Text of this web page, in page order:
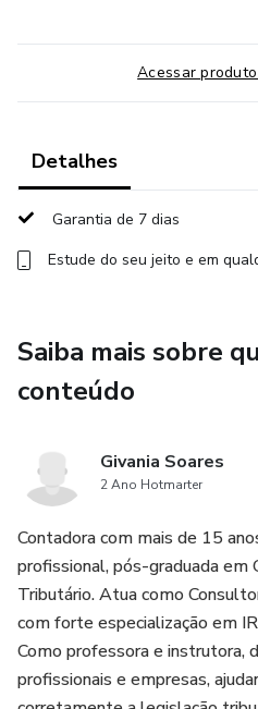
Dicas e estratégias para
em conformidade com as
100% atualizado com a
aprenda tudo sobre a EFD-
Acesso a conteúdo 100%
Conhecimento que vai garantir
Aulas práticas e claras para
Acessar
Detalhes
Garantia de 7 dias
Estude do seu jeito e em
Saiba mais sobre
conteúdo
Givania Soares
2 Ano Hotmarter
Contadora com mais de 15
profissional, pós-graduada em
Tributário. Atua como
com forte especialização em
Como professora e instrutora,
profissionais e empresas,